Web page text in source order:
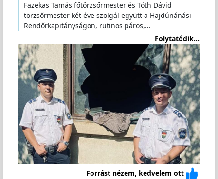
Fazekas Tamás főtörzsőrmester és Tóth Dávid
törzsőrmester két éve szolgál együtt a Hajdúnánási
Rendőrkapitányságon, rutinos páros,…
Folytatódik...
Forrást nézem, kedvelem ott